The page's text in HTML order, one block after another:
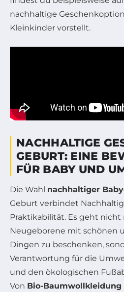
nachhaltige
Kleinkinder vorstellt.
NACHHALTIGE
GEBURT: EINE
FÜR BABY UND
Die Wahl nachhaltiger
Geburt verbindet
Praktikabilität. Es geht nicht
Neugeborene mit schönen
Dingen zu beschenken,
Verantwortung für die
und den ökologischen
Von Bio-Baumwollkleidung